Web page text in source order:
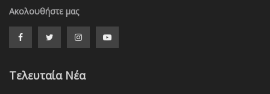
Ακολουθήστε μας
Τελευταία Νέα